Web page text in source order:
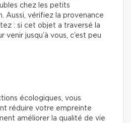
chez les petits
Aussi, vérifiez la provenance
: si cet objet a traversé la
venir jusqu’à vous, c’est peu
écologiques, vous
réduire votre empreinte
améliorer la qualité de vie